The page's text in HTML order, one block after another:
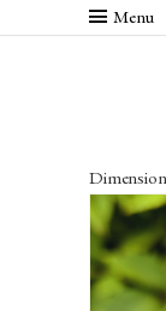
Menu